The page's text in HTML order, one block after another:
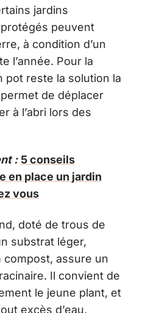
jardins
peuvent
à condition d’un
l’année. Pour la
pot reste la solution la
de déplacer
à l’abri lors des
: 5 conseils
en place un jardin
vous
doté de trous de
substrat léger,
compost, assure un
Il convient de
le jeune plant, et
excès d’eau,